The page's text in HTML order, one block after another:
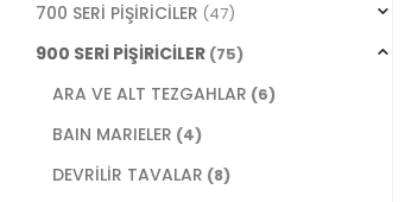
700 SERİ PİŞİRİCİLER (47)
900 SERİ PİŞİRİCİLER (75)
ARA VE ALT TEZGAHLAR (6)
BAIN MARIELER (4)
DEVRİLİR TAVALAR (8)